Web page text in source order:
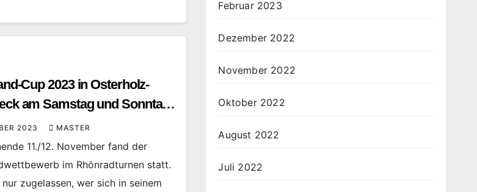
Cup 2023 in Osterholz-
am Samstag und Sonntag,
2023 Rhönrad
2023 MASTER
11./12. November fand der
im Rhönradturnen statt.
zugelassen, wer sich in seinem
Februar 2023
Dezember 2022
November 2022
Oktober 2022
August 2022
Juli 2022